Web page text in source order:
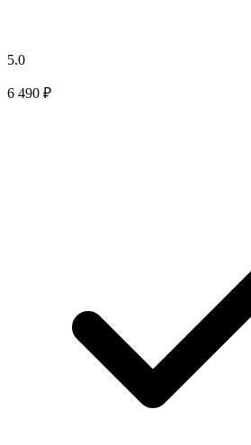
5.0
6 490 ₽